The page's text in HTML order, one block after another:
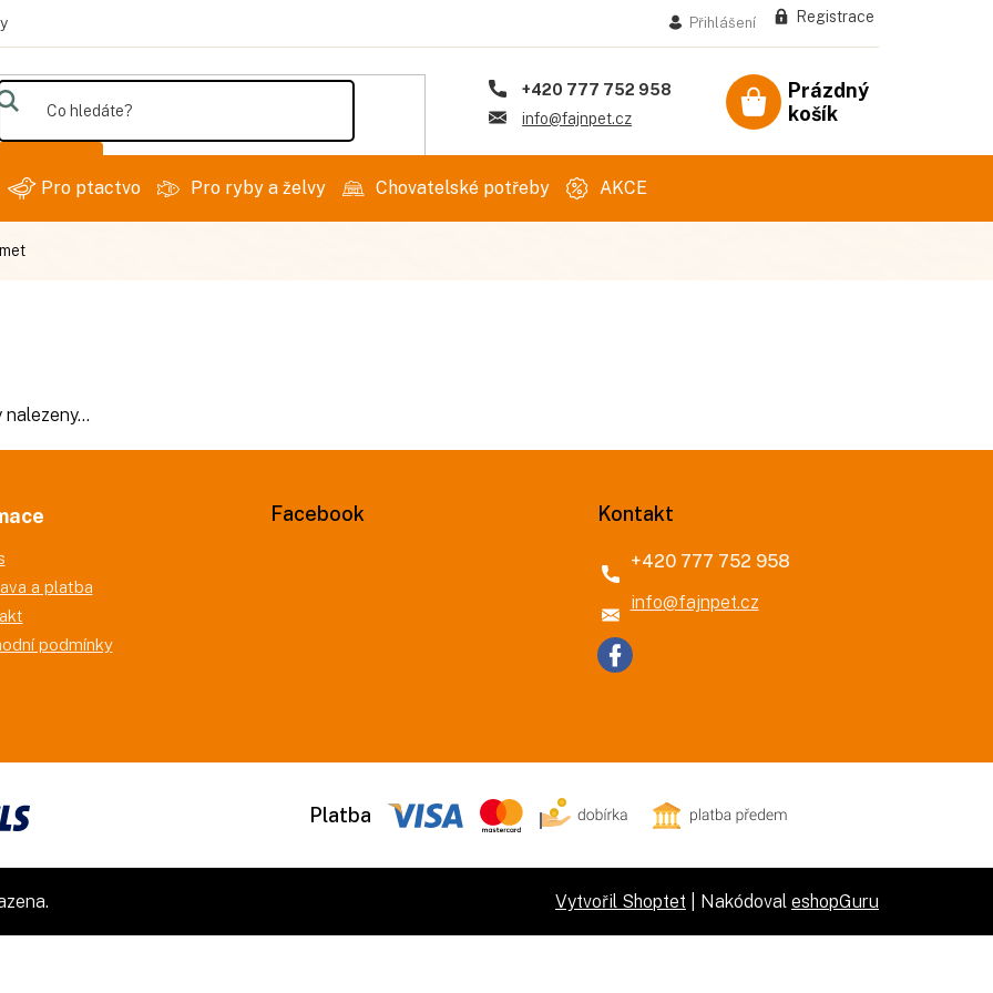
Přihlášení Registrace
+420 777 752 958
info@fajnpet.cz
Prázdný
košík
Pro ptactvo Pro ryby a želvy Chovatelské potřeby AKCE
nalezeny...
a platba
podmínky
Facebook Kontakt
info@fajnpet.cz
+420 777 752 958
Platba
Vytvořil Shoptet | Nakódoval eshopGuru